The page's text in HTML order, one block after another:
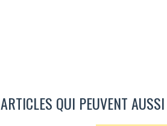
ARTICLES QUI PEUVENT